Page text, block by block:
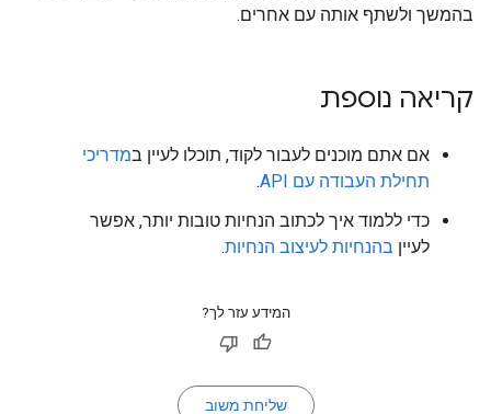
בהמשך ולשתף אותה עם אחרים.
קריאה נוספת
אם אתם מוכנים לעבור לקוד, תוכלו לעיין במדריכי
תחילת העבודה עם API
.
כדי ללמוד איך לכתוב הנחיות טובות יותר, אפשר
לעיין בהנחיות לעיצוב הנחיות.
המידע עזר לך?
שליחת משוב